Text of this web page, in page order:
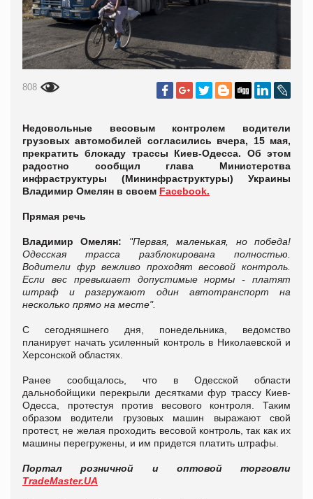
808
Недовольные весовым контролем водители
грузовых автомобилей согласились вчера, 15 мая,
прекратить блокаду трассы Киев-Одесса. Об этом
радостно сообщил глава Министерства
инфраструктуры (Мининфраструктуры) Украины
Владимир Омелян в своем Facebook.
Прямая речь
Владимир Омелян:
"Первая, маленькая, но победа!
Одесская трасса разблокирована полностью.
Водители фур вежливо проходят весовой контроль.
Если вес превышает допустимые нормы - платят
штраф и разгружают один автотранспорт на
несколько прямо на месте".
С сегодняшнего дня, понедельника, ведомство
планирует начать усиленный контроль в Николаевской и
Херсонской областях.
Ранее сообщалось, что в Одесской области
дальнобойщики перекрыли десятками фур трассу Киев-
Одесса, протестуя против весового контроля. Таким
образом водители грузовых машин выражают свой
протест, не желая проходить весовой контроль, так как их
машины перегружены, и им придется платить штрафы.
Портал розничной и оптовой торговли
TradeMaster.UA